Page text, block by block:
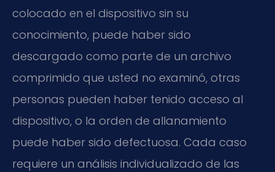
colocado en el dispositivo sin su
conocimiento, puede haber sido
descargado como parte de un archivo
comprimido que usted no examinó, otras
personas pueden haber tenido acceso al
dispositivo, o la orden de allanamiento
puede haber sido defectuosa. Cada caso
requiere un análisis individualizado de las